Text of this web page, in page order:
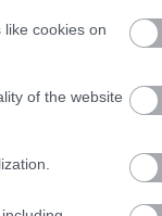
cookies on
of the website
—
—
2019.